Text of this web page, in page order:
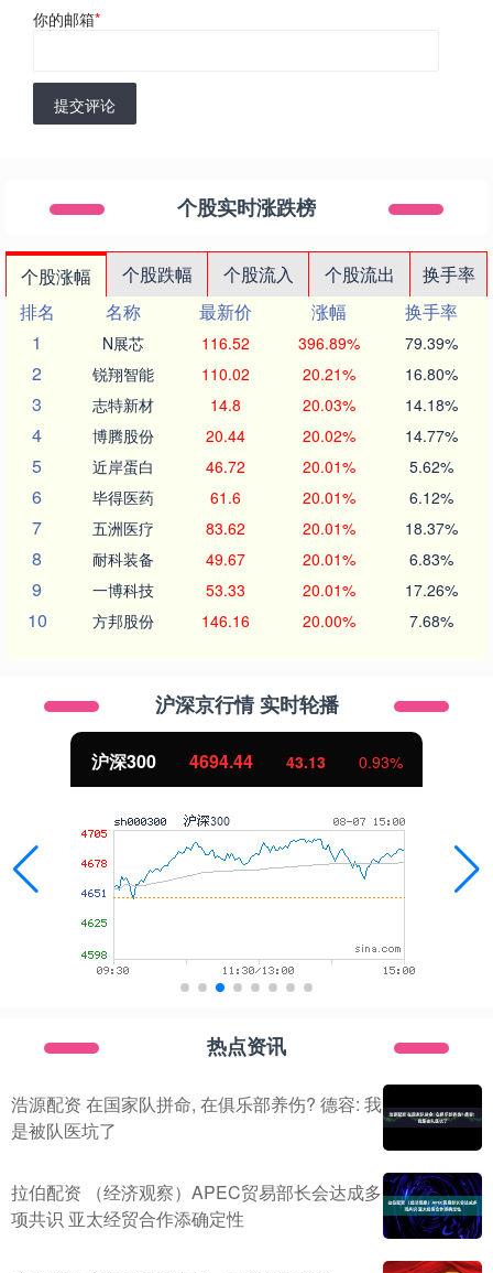
你的邮箱*
提交评论
个股实时涨跌榜
个股涨幅 个股跌幅 个股流入 个股流出
换手率
排名
名称 最新价 涨幅
换手率
1
N展芯 116.52 396.89% 79.39%
2 锐翔智能 110.02 20.21% 16.80%
3 志特新材 14.8 20.03% 14.18%
4 博腾股份 20.44 20.02% 14.77%
5 近岸蛋白 46.72 20.01% 5.62%
6 毕得医药 61.6 20.01% 6.12%
7 五洲医疗 83.62 20.01% 18.37%
8 耐科装备 49.67 20.01% 6.83%
9 一博科技 53.33 20.01% 17.26%
10 方邦股份 146.16 20.00% 7.68%
沪深京行情 实时轮播
北证50 1134.24
热点资讯
浩源配资 在国家队拼命, 在俱乐部养伤? 德容: 我
是被队医坑了
拉伯配资 （经济观察）APEC贸易部长会达成多
项共识 亚太经贸合作添确定性